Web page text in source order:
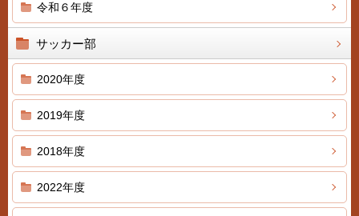
令和６年度
サッカー部
2020年度
2019年度
2018年度
2022年度